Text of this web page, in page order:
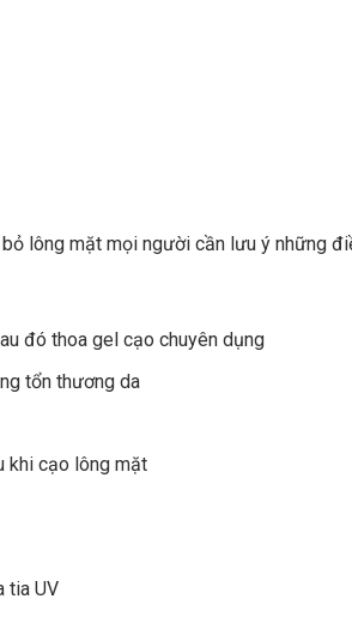
lông mặt mọi người cần lưu ý những
đó thoa gel cạo chuyên dụng
tổn thương da
khi cạo lông mặt
tia UV